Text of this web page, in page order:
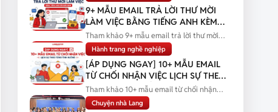
9+ MẪU EMAIL TRẢ LỜI THƯ MỜI
LÀM VIỆC BẰNG TIẾNG ANH KÈM
BẢN DỊCH
Tham khảo 9+ mẫu email trả lời thư mời
làm việc bằng tiếng Anh kèm bản...
Hành trang nghề nghiệp
[ÁP DỤNG NGAY] 10+ MẪU EMAIL
TỪ CHỐI NHẬN VIỆC LỊCH SỰ THEO
TỪNG TÌNH HUỐNG
Tham khảo 10+ mẫu email từ chối nhận
việc lịch sự theo từng tình huống...
Chuyện nhà Lang